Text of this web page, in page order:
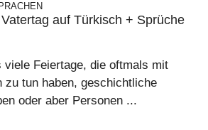
auf Türkisch + Sprüche
viele Feiertage, die oftmals mit
zu tun haben, geschichtliche
oder aber Personen ...